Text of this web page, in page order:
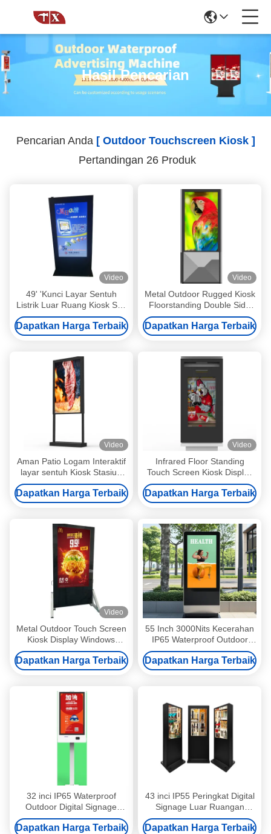
Hasil Pencarian
Pencarian Anda [ Outdoor Touchscreen Kiosk ]
Pertandingan 26 Produk
Video
49' 'Kunci Layar Sentuh
Listrik Luar Ruang Kiosk Self
Service Disesuaikan
Dapatkan Harga Terbaik
Video
Metal Outdoor Rugged Kiosk
Floorstanding Double Side
Digital Display
Dapatkan Harga Terbaik
Video
Aman Patio Logam Interaktif
layar sentuh Kiosk Stasiun
4G layar sentuh 55 Inch
Dapatkan Harga Terbaik
Video
Infrared Floor Standing
Touch Screen Kiosk Display
Interaktif OEM
Dapatkan Harga Terbaik
Video
Metal Outdoor Touch Screen
Kiosk Display Windows
Android Sistem operasi
RJ45/WiFi/4G
Dapatkan Harga Terbaik
55 Inch 3000Nits Kecerahan
IP65 Waterproof Outdoor
Digital Signage and
Advertising Display Kiosk
Dapatkan Harga Terbaik
32 inci IP65 Waterproof
Outdoor Digital Signage
dengan 500cd/m2
Kecerahan LCD Kiosk Touch
Dapatkan Harga Terbaik
43 inci IP55 Peringkat Digital
Signage Luar Ruangan
dengan Kios LCD Layar
Sentuh Kapasitif untuk Iklan
Dapatkan Harga Terbaik